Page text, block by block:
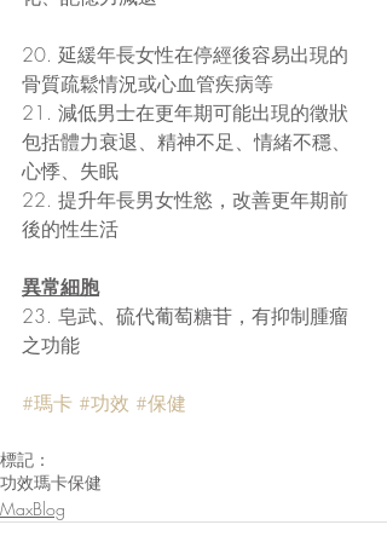
20. 延緩年長女性在停經後容易出現的
骨質疏鬆情況或心血管疾病等
21. 減低男士在更年期可能出現的徵狀
包括體力衰退、精神不足、情緒不穩、
心悸、失眠
22. 提升年長男女性慾，改善更年期前
後的性生活
異常細胞
23. 皂武、硫代葡萄糖苷，有抑制腫瘤
之功能
#瑪卡 #功效 #保健
標記：
功效瑪卡保健
MaxBlog